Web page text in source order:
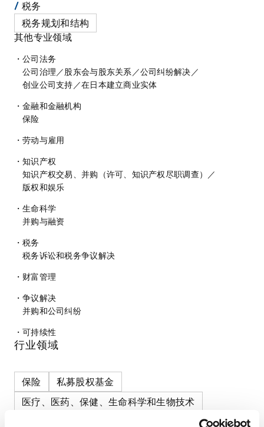
税务
税务规划和结构
其他专业领域
公司法务
公司治理／股东会与股东关系／公司纠纷解决／
创业公司支持／在日本建立商业实体
金融和金融机构
保险
劳动与雇用
知识产权
知识产权交易、并购（许可、知识产权尽职调查）
／
版权和娱乐
生命科学
并购与融资
税务
税务诉讼和税务争议解决
财富管理
争议解决
并购和公司纠纷
可持续性
行业领域
保险
私募股权基金
医疗、医药、保健、生命科学和生物技术
消费品和零售